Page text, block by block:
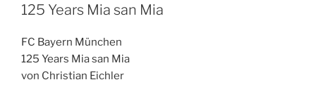
125 Years Mia san Mia
FC Bayern München
125 Years Mia san Mia
von Christian Eichler